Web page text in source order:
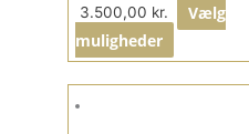
3.500,00 kr.
Vælg
muligheder